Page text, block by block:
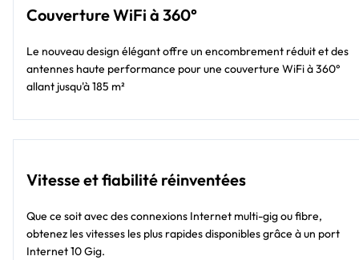
Couverture WiFi à 360°
Le nouveau design élégant offre un encombrement réduit et des
antennes haute performance pour une couverture WiFi à 360°
allant jusqu'à 185 m²
Vitesse et fiabilité réinventées
Que ce soit avec des connexions Internet multi-gig ou fibre,
obtenez les vitesses les plus rapides disponibles grâce à un port
Internet 10 Gig.